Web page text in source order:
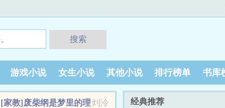
搜索
游戏小说 女生小说 其他小说 排行榜单 书库
灲泠
[家教]废柴纲是梦里的理
经典推荐